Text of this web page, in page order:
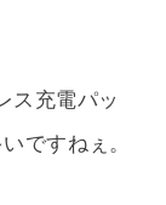
ス充電パッ
ですねぇ。